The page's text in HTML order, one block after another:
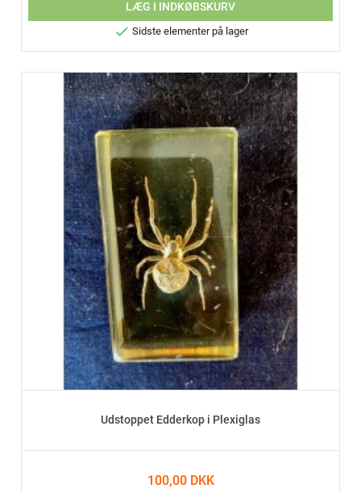
LÆG I INDKØBSKURV
 Sidste elementer på lager
Udstoppet Edderkop i Plexiglas
100,00 DKK